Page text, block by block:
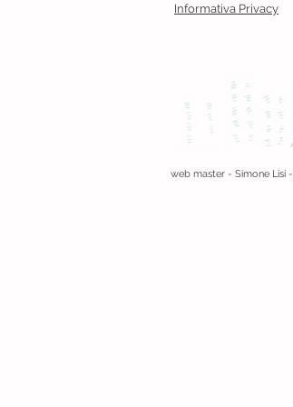
Informativa Privacy
web master - Simone Lisi -